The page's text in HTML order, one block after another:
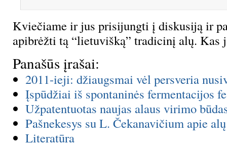
Kviečiame ir jus prisijungti į diskusiją ir
apibrėžti tą “lietuvišką” tradicinį alų. Kas
Panašūs įrašai:
2011-ieji: džiaugsmai vėl persveria
Įspūdžiai iš spontaninės fermentacijos
Užpatentuotas naujas alaus virimo
Pašnekesys su L. Čekanavičium apie
Literatūra